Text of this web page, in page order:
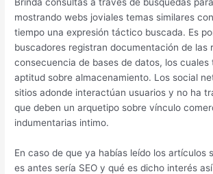
mostrando webs joviales temas similares
tiempo una expresión táctico buscada. Es
buscadores registran documentación de las
consecuencia de bases de datos, los cuales
aptitud sobre almacenamiento. Los social
sitios adonde interactúan usuarios y no ha
que deben un arquetipo sobre vínculo
indumentarias intimo.
En caso de que ya habías leído los artículos
es antes serí­a SEO y qué es dicho interés